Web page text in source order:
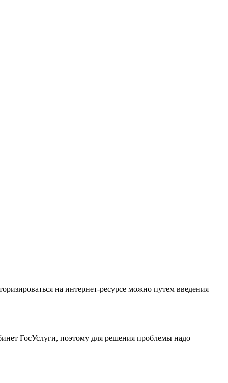
на интернет-ресурсе можно путем введения
ГосУслуги, поэтому для решения проблемы надо